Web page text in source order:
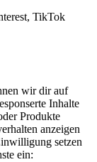
TikTok
wir dir auf
Inhalte
Produkte
anzeigen
setzen
ein: